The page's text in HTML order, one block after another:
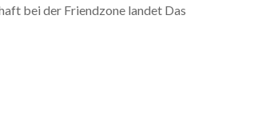
bei der Friendzone landet Das